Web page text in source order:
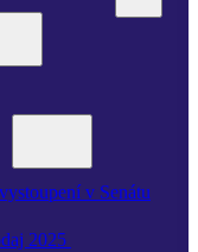
v Senátu
2025